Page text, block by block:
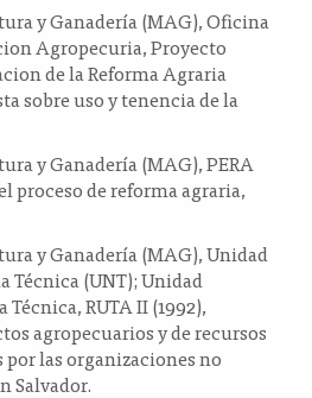
y Ganadería (MAG), Oficina
Agropecuria, Proyecto
de la Reforma Agraria
sobre uso y tenencia de la
y Ganadería (MAG), PERA
proceso de reforma agraria,
y Ganadería (MAG), Unidad
Técnica (UNT); Unidad
RUTA II (1992),
agropecuarios y de recursos
las organizaciones no
Salvador.